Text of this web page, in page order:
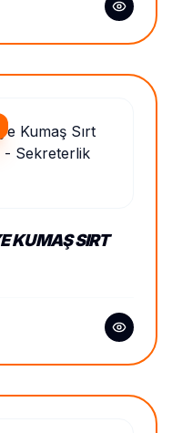
KUMAŞ SIRT